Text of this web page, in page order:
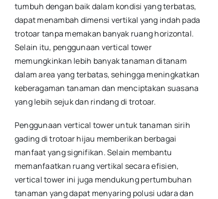
tumbuh dengan baik dalam kondisi yang terbatas,
dapat menambah dimensi vertikal yang indah pada
trotoar tanpa memakan banyak ruang horizontal.
Selain itu, penggunaan vertical tower
memungkinkan lebih banyak tanaman ditanam
dalam area yang terbatas, sehingga meningkatkan
keberagaman tanaman dan menciptakan suasana
yang lebih sejuk dan rindang di trotoar.
Penggunaan vertical tower untuk tanaman sirih
gading di trotoar hijau memberikan berbagai
manfaat yang signifikan. Selain membantu
memanfaatkan ruang vertikal secara efisien,
vertical tower ini juga mendukung pertumbuhan
tanaman yang dapat menyaring polusi udara dan